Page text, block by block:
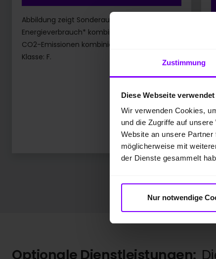
Zustimmung
Diese Webseite
Wir verwenden Cookies,
und die Zugriffe auf
Website an unsere
möglicherweise mit
der Dienste gesammelt
Nur notwendige
Abbildung zeigt Sonderausstattung.
Energieverbrauch* kombiniert: 6,5 l/100 km;
CO2-Emissionen kombiniert: 170 g/km; CO2-
Klasse: F.
Optionale Dienstleistungen: